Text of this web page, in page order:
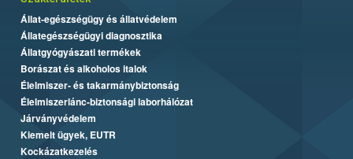
Állat-egészségügy és állatvédelem
Állategészségügyi diagnosztika
Állatgyógyászati termékek
Borászat és alkoholos italok
Élelmiszer- és takarmánybiztonság
Élelmiszerlánc-biztonsági laborhálózat
Járványvédelem
Kiemelt ügyek, EUTR
Kockázatkezelés